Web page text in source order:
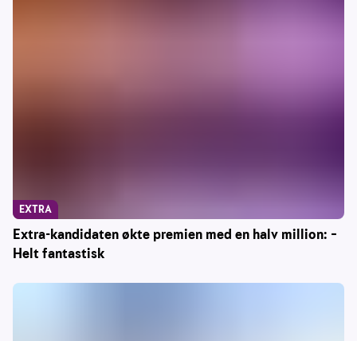
Extra-kandidaten økte premien med en halv million: –
Helt fantastisk
EXTRA